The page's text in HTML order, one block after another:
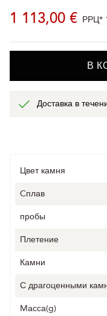
1 113,00 € РРЦ*
В
Доставка в
Цвет камня
Cплав
пробы
Плетение
Камни
С драгоценными
Mасса(g)